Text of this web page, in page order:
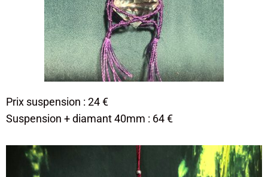
Prix suspension : 24 €
Suspension + diamant 40mm : 64 €